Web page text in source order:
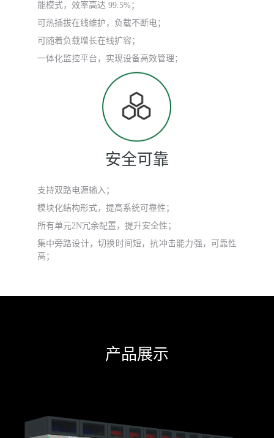
能模式，效率高达 99.5%；
可热插拔在线维护，负载不断电；
可随着负载增长在线扩容；
一体化监控平台，实现设备高效管理；
安全可靠
支持双路电源输入；
模块化结构形式，提高系统可靠性；
所有单元2N冗余配置，提升安全性；
集中旁路设计，切换时间短，抗冲击能力强，可靠性
高；
产品展示